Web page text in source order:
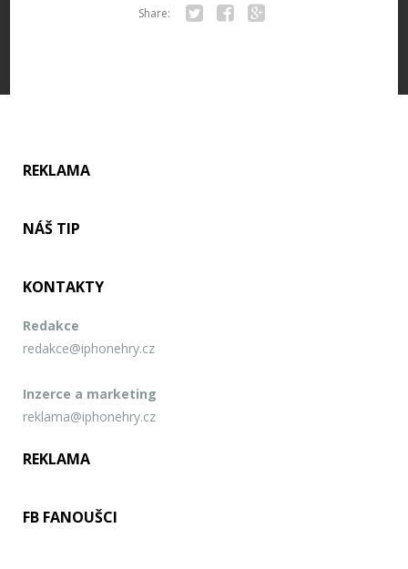
Share:
REKLAMA
NÁŠ TIP
KONTAKTY
Redakce
redakce@iphonehry.cz
Inzerce a marketing
reklama@iphonehry.cz
REKLAMA
FB FANOUŠCI